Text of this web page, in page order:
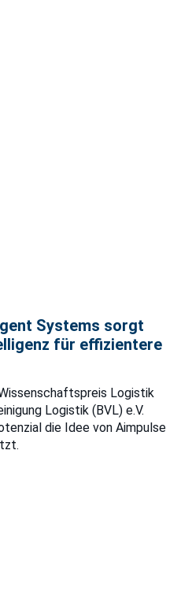
Systems sorgt
für effizientere
Logistik
Logistik (BVL) e.V.
die Idee von Aimpulse